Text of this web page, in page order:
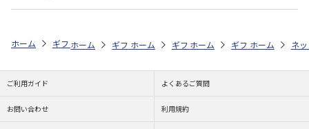
ホーム ギフト通販 内祝い・お返し 結婚内祝い ウチノ タオル
ホーム ギフト通販 内祝い・お返し 結婚内祝い
ホーム ギフト通販 内祝い・お返し
ホーム ギフト通販 内
ホーム ネ
ご利用ガイド よくあるご質問
お問い合わせ 利用規約